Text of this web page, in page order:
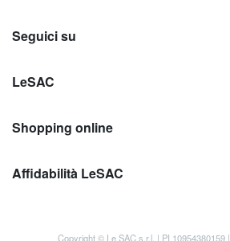
Seguici su
LeSAC
Shopping online
Affidabilità LeSAC
Copyright © Le SAC s.r.l. | PI 10954380159 |